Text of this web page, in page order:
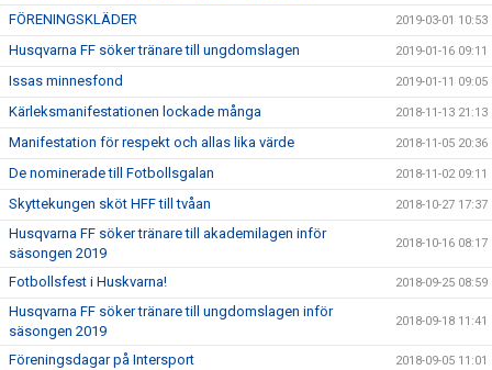
FÖRENINGSKLÄDER 2019-03-01 10:53
Husqvarna FF söker tränare till ungdomslagen 2019-01-16 09:11
Issas minnesfond 2019-01-11 09:05
Kärleksmanifestationen lockade många 2018-11-13 21:13
Manifestation för respekt och allas lika värde 2018-11-05 20:36
De nominerade till Fotbollsgalan 2018-11-02 09:11
Skyttekungen sköt HFF till tvåan 2018-10-27 17:37
Husqvarna FF söker tränare till akademilagen inför
säsongen 2019
2018-10-16 08:17
Fotbollsfest i Huskvarna! 2018-09-25 08:59
Husqvarna FF söker tränare till ungdomslagen inför
säsongen 2019
2018-09-18 11:41
Föreningsdagar på Intersport 2018-09-05 11:01